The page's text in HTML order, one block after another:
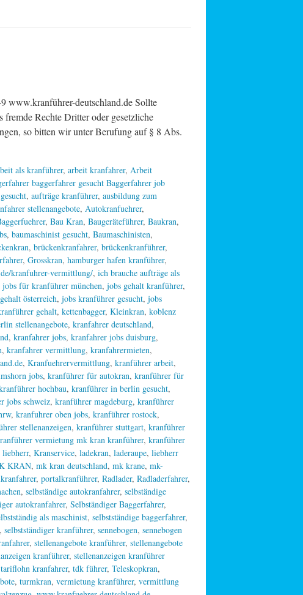
www.kranführer-deutschland.de Sollte
fremde Rechte Dritter oder gesetzliche
so bitten wir unter Berufung auf § 8 Abs.
als kranführer, arbeit kranfahrer, Arbeit
baggerfahrer gesucht Baggerfahrer job
, aufträge kranführer, ausbildung zum
stellenangebote, Autokranfuehrer,
, Bau Kran, Baugeräteführer, Baukran,
, baumaschinist gesucht, Baumaschinisten,
, brückenkranfahrer, brückenkranführer,
, Grosskran, hamburger hafen kranführer,
kranfuhrer-vermittlung/, ich brauche aufträge als
jobs für kranführer münchen, jobs gehalt kranführer,
österreich, jobs kranführer gesucht, jobs
gehalt, kettenbagger, Kleinkran, koblenz
stellenangebote, kranfahrer deutschland,
, kranfahrer jobs, kranfahrer jobs duisburg,
, kranfahrer vermittlung, kranfahrermieten,
, Kranfuehrervermittlung, kranführer arbeit,
jobs, kranführer für autokran, kranführer für
hochbau, kranführer in berlin gesucht,
jobs schweiz, kranführer magdeburg, kranführer
, kranfuhrer oben jobs, kranführer rostock,
stellenanzeigen, kranführer stuttgart, kranführer
vermietung mk kran kranführer, kranführer
liebherr, Kranservice, ladekran, laderaupe, liebherr
KRAN, mk kran deutschland, mk krane, mk-
, portalkranführer, Radlader, Radladerfahrer,
, selbständige autokranfahrer, selbständige
autokranfahrer, Selbständiger Baggerfahrer,
als maschinist, selbstständige baggerfahrer,
selbstständiger kranführer, sennebogen, sennebogen
, stellenangebote kranführer, stellenangebote
kranführer, stellenanzeigen kranführer
tariflohn kranfahrer, tdk führer, Teleskopkran,
, turmkran, vermietung kranführer, vermittlung